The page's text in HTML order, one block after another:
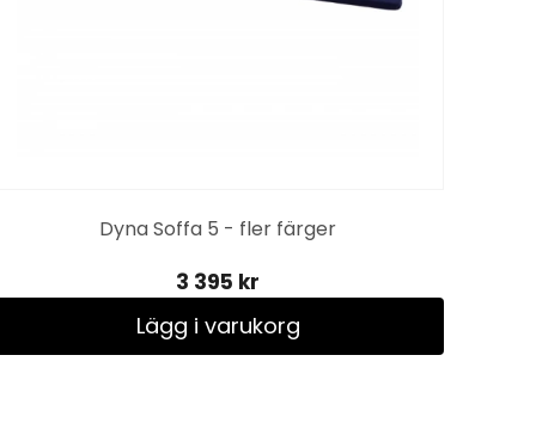
Dyna Soffa 5 - fler färger
3 395 kr
Lägg i varukorg